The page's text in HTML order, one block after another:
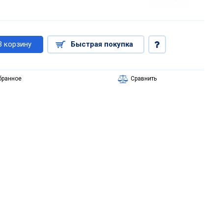
корзину Быстрая покупка
Сравнить